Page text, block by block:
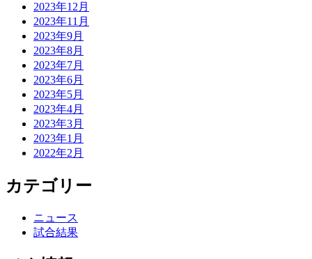
2023年12月
2023年11月
2023年9月
2023年8月
2023年7月
2023年6月
2023年5月
2023年4月
2023年3月
2023年1月
2022年2月
カテゴリー
ニュース
試合結果